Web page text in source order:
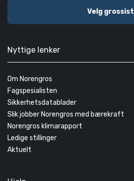
Velg grossist
Nyttige lenker
Om Norengros
Fagspesialisten
Sikkerhetsdatablader
Slik jobber Norengros med bærekraft
Norengros klimarapport
Ledige stillinger
Aktuelt